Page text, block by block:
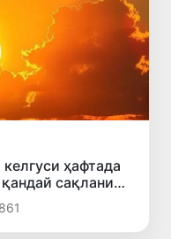
ҳафтада
сақланиш